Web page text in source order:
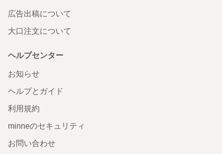
広告出稿について
大口注文について
ヘルプセンター
お知らせ
ヘルプとガイド
利用規約
minneのセキュリティ
お問い合わせ